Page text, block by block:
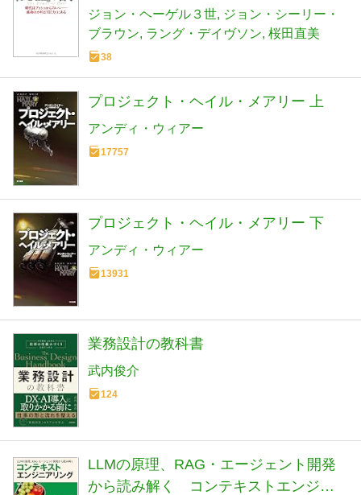
にある
ジョン・ヘーゲル３世 ジョン・シーリー・
ブラウン ラング・デイヴソン 桜田直美
38
プロジェクト・ヘイル・メアリー 上
アンディ・ウィアー
17757
プロジェクト・ヘイル・メアリー 下
アンディ・ウィアー
13931
業務設計の教科書
武内俊介
124
LLMの原理、RAG・エージェント開発
から読み解く コンテキストエンジニ